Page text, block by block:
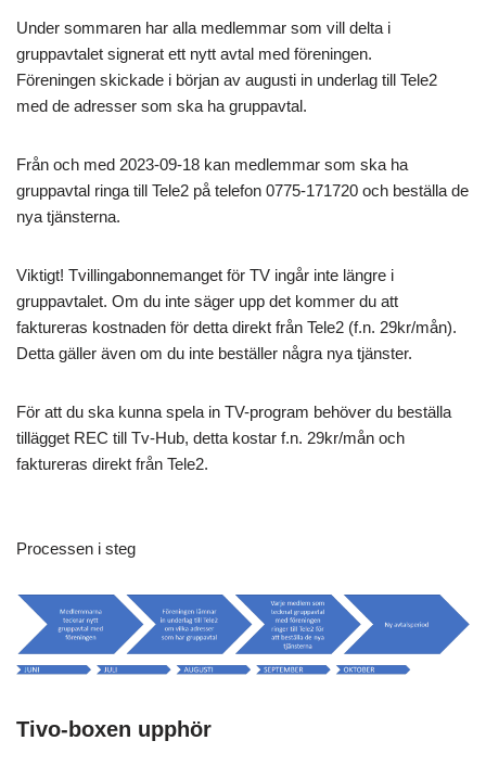
Under sommaren har alla medlemmar som vill delta i
gruppavtalet signerat ett nytt avtal med föreningen.
Föreningen skickade i början av augusti in underlag till Tele2
med de adresser som ska ha gruppavtal.
Från och med 2023-09-18 kan medlemmar som ska ha
gruppavtal ringa till Tele2 på telefon 0775-171720 och beställa de
nya tjänsterna.
Viktigt! Tvillingabonnemanget för TV ingår inte längre i
gruppavtalet. Om du inte säger upp det kommer du att
faktureras kostnaden för detta direkt från Tele2 (f.n. 29kr/mån).
Detta gäller även om du inte beställer några nya tjänster.
För att du ska kunna spela in TV-program behöver du beställa
tillägget REC till Tv-Hub, detta kostar f.n. 29kr/mån och
faktureras direkt från Tele2.
Processen i steg
Tivo-boxen upphör